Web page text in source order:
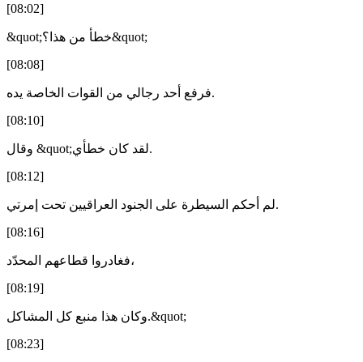
[08:02]
&quot;خطأ من هذا؟&quot;
[08:08]
فرفع أحد رجالي من القوات الخاصة يده.
[08:10]
وقال &quot;لقد كان خطأي.
[08:12]
لم أحكم السيطرة على الجنود العراقيين تحت إمرتي.
[08:16]
فغادروا قطاعهم المحدّد،
[08:19]
وكان هذا منبع كل المشاكل.&quot;
[08:23]